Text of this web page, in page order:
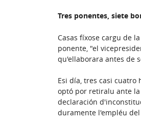
Tres ponentes, siete
Casas fíxose cargu de
ponente, "el
qu'ellaborara antes de
Esi día, tres casi cuatro
optó por retiralu ante la
declaración
duramente l'empléu